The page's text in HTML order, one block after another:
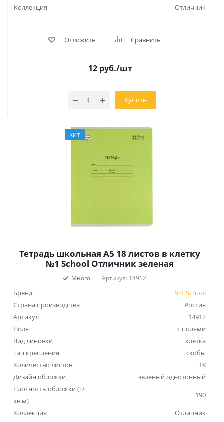
Коллекция
Отличник
Отложить Сравнить
12руб./шт
Купить
ХИТ
Тетрадь школьная А5 18 листов в клетку
№1 School Отличник зеленая
Много Артикул: 14912
Бренд
№1 School
Страна производства
Россия
Артикул
14912
Поля
с полями
Вид линовки
клетка
Тип крепления
скобы
Количество листов
18
Дизайн обложки
зеленый однотонный
Плотность обложки (г/
кв.м)
190
Коллекция
Отличник